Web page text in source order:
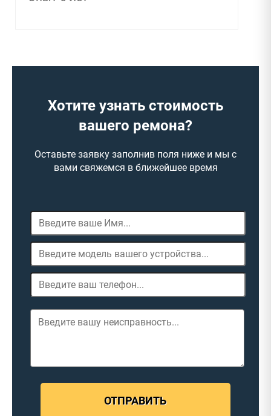
Хотите узнать стоимость
вашего ремона?
Оставьте заявку заполнив поля ниже и мы с
вами свяжемся в ближейшее время
ОТПРАВИТЬ